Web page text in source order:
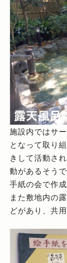
施設内ではサ
となって取り
きして活動さ
動があるそう
手紙の会で作
また敷地内の
どがあり、共